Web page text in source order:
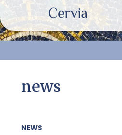
news
NEWS